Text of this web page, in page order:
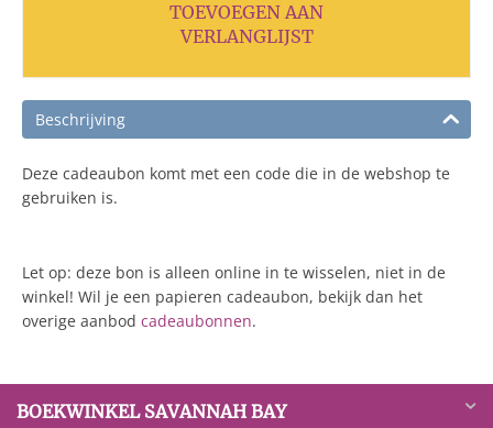
TOEVOEGEN AAN
VERLANGLIJST
Beschrijving
Deze cadeaubon komt met een code die in de webshop te
gebruiken is.
Let op: deze bon is alleen online in te wisselen, niet in de
winkel! Wil je een papieren cadeaubon, bekijk dan het
overige aanbod cadeaubonnen.
BOEKWINKEL SAVANNAH BAY